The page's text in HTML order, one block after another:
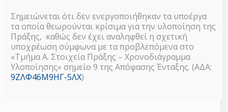
Τρίτη12Ιουλίου 2022 στις
Σημειώνεται ότι δεν ενεργοποιήθηκαν τα υποέργα
τα οποία θεωρούνται κρίσιμα για την υλοποίηση της
Πράξης, καθώς δεν έχει αναληφθεί η σχετική
υποχρέωση σύμφωνα με τα προβλεπόμενα στο
«Τμήμα Α. Στοιχεία Πράξης – Χρονοδιάγραμμα
Υλοποίησης» σημείο 9 της Απόφασης Ένταξης. (ΑΔΑ:
9ΖΛΦ46Μ9ΗΓ-5ΛΧ)